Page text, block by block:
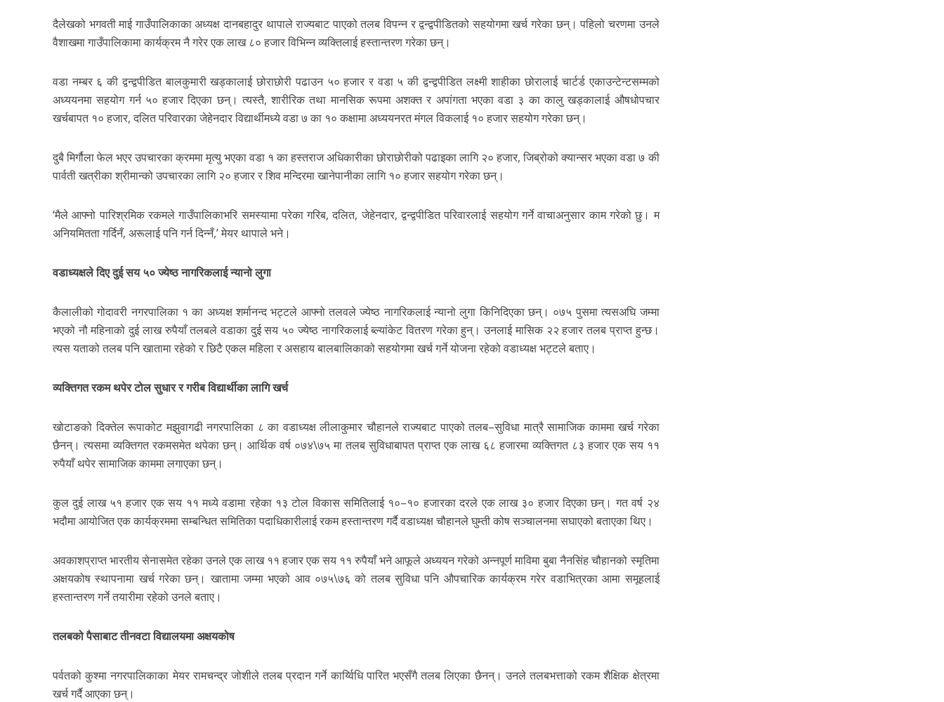
दैलेखको भगवती माई गाउँपालिकाका अध्यक्ष दानबहादुर थापाले राज्यबाट पाएको तलब विपन्न र द्वन्द्वपीडितको सहयोगमा खर्च गरेका छन्। पहिलो चरणमा उनले
वैशाखमा गाउँपालिकामा कार्यक्रम नै गरेर एक लाख ८० हजार विभिन्न व्यक्तिलाई हस्तान्तरण गरेका छन्।
वडा नम्बर ६ की द्वन्द्वपीडित बालकुमारी खड्कालाई छोराछोरी पढाउन ५० हजार र वडा ५ की द्वन्द्वपीडित लक्ष्मी शाहीका छोरालाई चार्टर्ड एकाउन्टेन्टसम्मको
अध्ययनमा सहयोग गर्न ५० हजार दिएका छन्।त्यस्तै, शारीरिक तथा मानसिक रूपमा अशक्त र अपांगता भएका वडा ३ का कालु खड्कालाई औषधोपचार
खर्चबापत १० हजार, दलित परिवारका जेहेनदार विद्यार्थीमध्ये वडा ७ का १० कक्षामा अध्ययनरत मंगल विकलाई १० हजार सहयोग गरेका छन्।
दुबै मिर्गौला फेल भएर उपचारका क्रममा मृत्यु भएका वडा १ का हस्तराज अधिकारीका छोराछोरीको पढाइका लागि २० हजार, जिब्रोको क्यान्सर भएका वडा ७ की
पार्वती खत्रीका श्रीमान्को उपचारका लागि २० हजार र शिव मन्दिरमा खानेपानीका लागि १० हजार सहयोग गरेका छन्।
‘मैले आफ्नो पारिश्रमिक रकमले गाउँपालिकाभरि समस्यामा परेका गरिब, दलित, जेहेनदार, द्वन्द्वपीडित परिवारलाई सहयोग गर्ने वाचाअनुसार काम गरेको छु। म
अनियमितता गर्दिनँ, अरूलाई पनि गर्न दिन्नँ,’ मेयर थापाले भने।
वडाध्यक्षले दिए दुई सय ५० ज्येष्ठ नागरिकलाई न्यानो लुगा
कैलालीको गोदावरी नगरपालिका १ का अध्यक्ष शर्मानन्द भट्टले आफ्नो तलवले ज्येष्ठ नागरिकलाई न्यानो लुगा किनिदिएका छन्। ०७५ पुसमा त्यसअघि जम्मा
भएको नौ महिनाको दुई लाख रुपैयाँ तलबले वडाका दुई सय ५० ज्येष्ठ नागरिकलाई ब्ल्यांकेट वितरण गरेका हुन्। उनलाई मासिक २२ हजार तलब प्राप्त हुन्छ।
त्यस यताको तलब पनि खातामा रहेको र छिटै एकल महिला र असहाय बालबालिकाको सहयोगमा खर्च गर्ने योजना रहेको वडाध्यक्ष भट्टले बताए।
व्यक्तिगत रकम थपेर टोल सुधार र गरीब विद्यार्थीका लागि खर्च
खोटाङको दिक्तेल रूपाकोट मझुवागढी नगरपालिका ८ का वडाध्यक्ष लीलाकुमार चौहानले राज्यबाट पाएको तलब–सुविधा मात्रै सामाजिक काममा खर्च गरेका
छैनन्। त्यसमा व्यक्तिगत रकमसमेत थपेका छन्। आर्थिक वर्ष ०७४\७५ मा तलब सुविधाबापत प्राप्त एक लाख ६८ हजारमा व्यक्तिगत ८३ हजार एक सय ११
रुपैयाँ थपेर सामाजिक काममा लगाएका छन्।
कुल दुई लाख ५१ हजार एक सय ११ मध्ये वडामा रहेका १३ टोल विकास समितिलाई १०–१० हजारका दरले एक लाख ३० हजार दिएका छन्। गत वर्ष २४
भदौमा आयोजित एक कार्यक्रममा सम्बन्धित समितिका पदाधिकारीलाई रकम हस्तान्तरण गर्दै वडाध्यक्ष चौहानले घुम्ती कोष सञ्चालनमा सघाएको बताएका थिए।
अवकाशप्राप्त भारतीय सेनासमेत रहेका उनले एक लाख ११ हजार एक सय ११ रुपैयाँ भने आफूले अध्ययन गरेको अन्नपूर्ण माविमा बुबा नैनसिंह चौहानको स्मृतिमा
अक्षयकोष स्थापनामा खर्च गरेका छन्। खातामा जम्मा भएको आव ०७५\७६ को तलब सुविधा पनि औपचारिक कार्यक्रम गरेर वडाभित्रका आमा समूहलाई
हस्तान्तरण गर्ने तयारीमा रहेको उनले बताए।
तलबको पैसाबाट तीनवटा विद्यालयमा अक्षयकोष
पर्वतको कुश्मा नगरपालिकाका मेयर रामचन्द्र जोशीले तलब प्रदान गर्ने कार्य्विधि पारित भएसँगै तलब लिएका छैनन्। उनले तलबभत्ताको रकम शैक्षिक क्षेत्रमा
खर्च गर्दै आएका छन्।